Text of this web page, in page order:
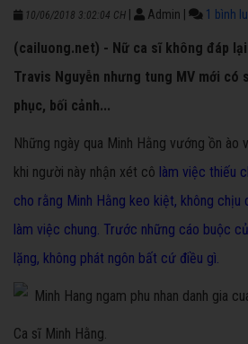
10/06/2018 3:02:04 CH Admin 1 bình
(cailuong.net) - Nữ ca sĩ không đáp
Travis Nguyễn nhưng tung MV mới
phục, bối cảnh...
Những ngày qua Minh Hằng vướng ồn ào
khi người này nhận xét cô làm việc thiếu
cho rằng Minh Hằng keo kiệt, không chịu
làm việc chung. Trước những cáo buộc
lặng, không phát ngôn bất cứ điều gì.
Ca sĩ Minh Hằng.